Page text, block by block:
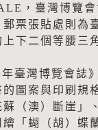
，臺灣博覽
票張貼處則為
下二個等腰三
臺灣博覽會誌
圖案與印刷規
（澳）斷崖」
「蝴（胡）蝶